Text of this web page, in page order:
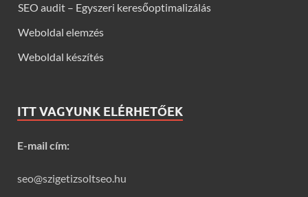
SEO audit – Egyszeri keresőoptimalizálás
Weboldal elemzés
Weboldal készítés
ITT VAGYUNK ELÉRHETŐEK
E-mail cím:
seo@szigetizsoltseo.hu